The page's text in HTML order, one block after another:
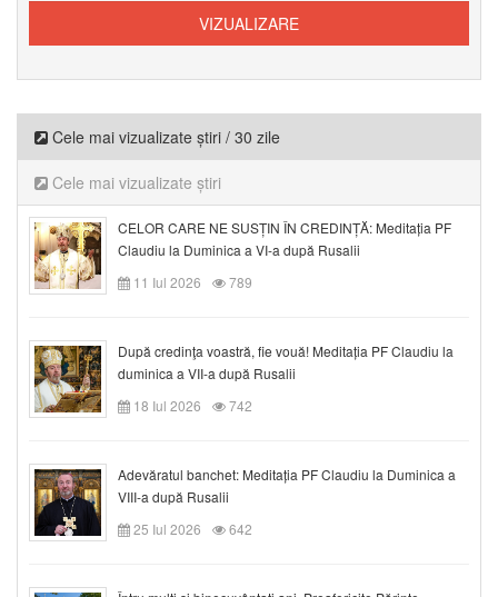
Cele mai vizualizate știri / 30 zile
Cele mai vizualizate știri
CELOR CARE NE SUSȚIN ÎN CREDINȚĂ: Meditația PF
Claudiu la Duminica a VI-a după Rusalii
11 Iul 2026
789
După credinţa voastră, fie vouă! Meditația PF Claudiu la
duminica a VII-a după Rusalii
18 Iul 2026
742
Adevăratul banchet: Meditația PF Claudiu la Duminica a
VIII-a după Rusalii
25 Iul 2026
642